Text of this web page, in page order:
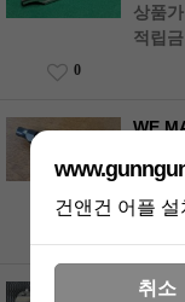
상품
적립
0
WE
상품
적립
WE
건앤건 어플
취소